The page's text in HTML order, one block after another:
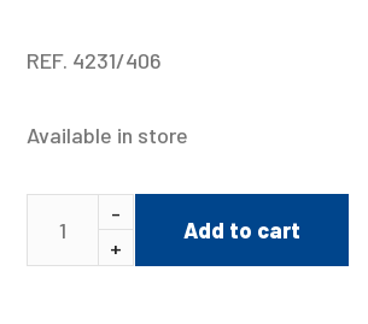
REF. 4231/406
Available in store
Add to cart